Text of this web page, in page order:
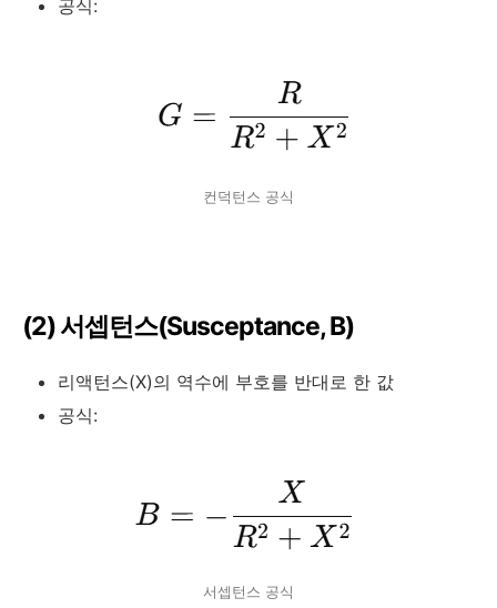
공식:
컨덕턴스 공식
(2) 서셉턴스(Susceptance,B)
리액턴스(X)의 역수에 부호를 반대로 한 값
공식:
서셉턴스 공식